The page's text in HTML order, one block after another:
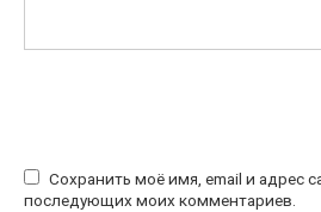
Сохранить моё имя, email и адрес
последующих моих комментариев.